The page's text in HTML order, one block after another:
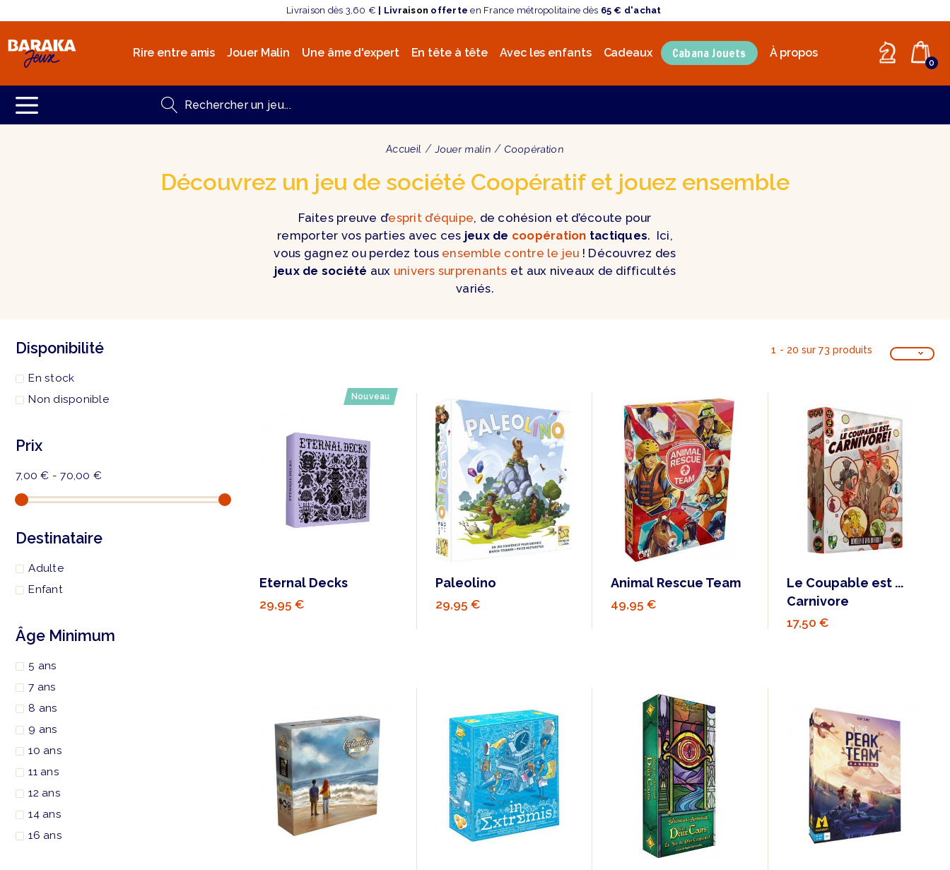
Livraison dès 3,60 € | Livraison offerte en France métropolitaine dès 65 € d'achat
Rire entre amis Jouer Malin Une âme d'expert En tête à tête Avec les enfants Cadeaux Cabana Jouets À propos
0
Accueil Jouer malin Coopération
Découvrez un jeu de société Coopératif et jouez ensemble
Faites preuve d’esprit d’équipe, de cohésion et d’écoute pour
remporter vos parties avec ces jeux de coopération tactiques. Ici,
vous gagnez ou perdez tous ensemble contre le jeu ! Découvrez des
jeux de société aux univers surprenants et aux niveaux de difficultés
variés.
Disponibilité
En stock
Non disponible
Prix
7,00 € - 70,00 €
Destinataire
Adulte
Enfant
Âge Minimum
5 ans
7 ans
8 ans
9 ans
10 ans
11 ans
12 ans
14 ans
16 ans
1 - 20 sur 73 produits
Nouveau
Eternal Decks
29,95 €
Paleolino
29,95 €
Animal Rescue Team
49,95 €
Le Coupable est ...
Carnivore
17,50 €